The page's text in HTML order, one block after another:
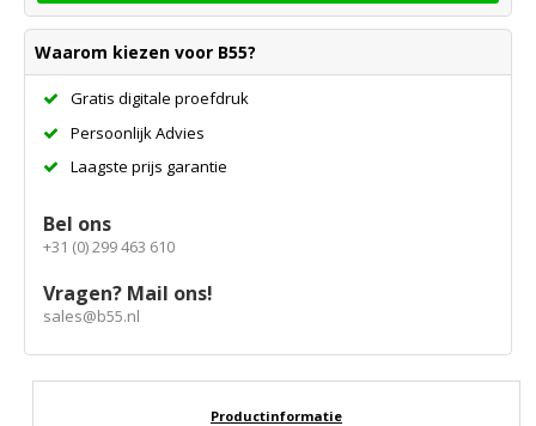
Waarom kiezen voor B55?
Gratis digitale proefdruk
Persoonlijk Advies
Laagste prijs garantie
Bel ons
+31 (0) 299 463 610
Vragen? Mail ons!
sales@b55.nl
Productinformatie